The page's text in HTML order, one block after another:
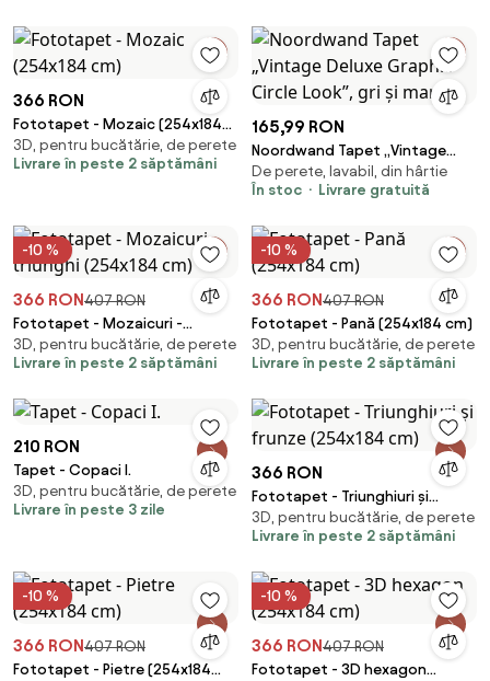
366 RON
Fototapet - Mozaic (254x184
cm)
3D, pentru bucătărie, de perete
Livrare în peste 2 săptămâni
165,99 RON
Noordwand Tapet „Vintage
Deluxe Graphic Circle Look”, gri
și maro
De perete, lavabil, din hârtie
În stoc
Livrare gratuită
-10 %
366 RON407 RON
Fototapet - Mozaicuri -
triunghi (254x184 cm)
3D, pentru bucătărie, de perete
Livrare în peste 2 săptămâni
-10 %
366 RON407 RON
Fototapet - Pană (254x184 cm)
3D, pentru bucătărie, de perete
Livrare în peste 2 săptămâni
210 RON
Tapet - Copaci I.
3D, pentru bucătărie, de perete
Livrare în peste 3 zile
366 RON
Fototapet - Triunghiuri și
frunze (254x184 cm)
3D, pentru bucătărie, de perete
Livrare în peste 2 săptămâni
-10 %
366 RON407 RON
Fototapet - Pietre (254x184
-10 %
366 RON407 RON
Fototapet - 3D hexagon